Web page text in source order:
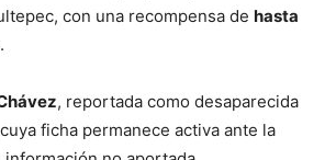
con una recompensa de hasta
.
, reportada como desaparecida
ficha permanece activa ante la